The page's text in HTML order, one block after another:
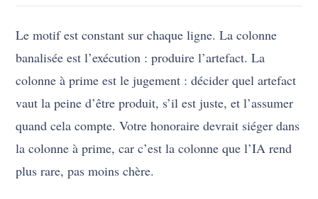
Le motif est constant sur chaque ligne. La colonne
banalisée est l’exécution : produire l’artefact. La
colonne à prime est le jugement : décider quel artefact
vaut la peine d’être produit, s’il est juste, et l’assumer
quand cela compte. Votre honoraire devrait siéger dans
la colonne à prime, car c’est la colonne que l’IA rend
plus rare, pas moins chère.